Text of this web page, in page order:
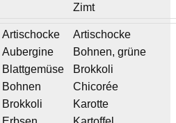
Zimt
Artischocke
Aubergine
Blattgemüse
Bohnen
Brokkoli
Artischocke
Bohnen, grüne
Brokkoli
Chicorée
Karotte